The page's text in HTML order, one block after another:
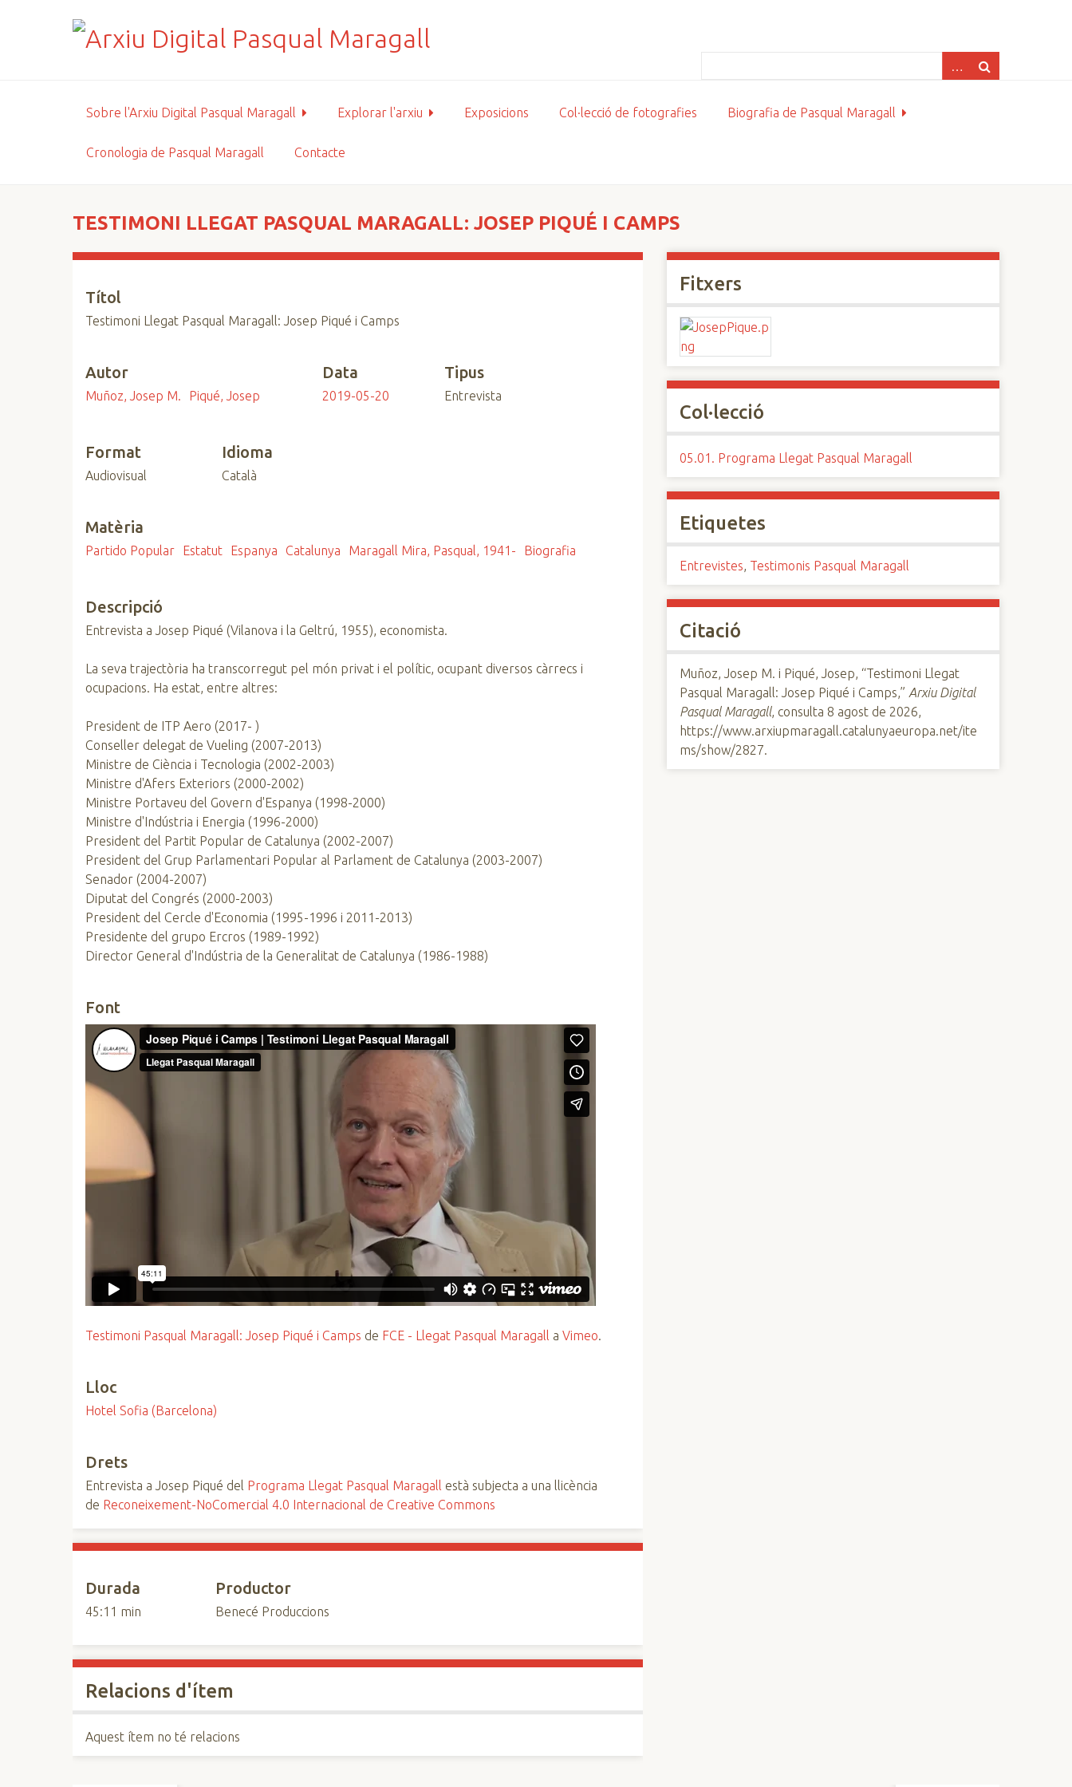
Sobre l'Arxiu Digital Pasqual Maragall Explorar l'arxiu Exposicions Col·lecció de fotografies Biografia de Pasqual Maragall
Cronologia de Pasqual Maragall Contacte
TESTIMONI LLEGAT PASQUAL MARAGALL: JOSEP PIQUÉ I CAMPS
Títol
Testimoni Llegat Pasqual Maragall: Josep Piqué i Camps
Autor
Muñoz, Josep M. Piqué, Josep
Data
2019-05-20
Tipus
Entrevista
Format
Audiovisual
Idioma
Català
Matèria
Partido Popular Estatut Espanya Catalunya Maragall Mira, Pasqual, 1941- Biografia
Descripció
Entrevista a Josep Piqué (Vilanova i la Geltrú, 1955), economista.
La seva trajectòria ha transcorregut pel món privat i el polític, ocupant diversos càrrecs i
ocupacions. Ha estat, entre altres:
President de ITP Aero (2017- )
Conseller delegat de Vueling (2007-2013)
Ministre de Ciència i Tecnologia (2002-2003)
Ministre d'Afers Exteriors (2000-2002)
Ministre Portaveu del Govern d'Espanya (1998-2000)
Ministre d'Indústria i Energia (1996-2000)
President del Partit Popular de Catalunya (2002-2007)
President del Grup Parlamentari Popular al Parlament de Catalunya (2003-2007)
Senador (2004-2007)
Diputat del Congrés (2000-2003)
President del Cercle d'Economia (1995-1996 i 2011-2013)
Presidente del grupo Ercros (1989-1992)
Director General d'Indústria de la Generalitat de Catalunya (1986-1988)
Font
Testimoni Pasqual Maragall: Josep Piqué i Camps de FCE - Llegat Pasqual Maragall aVimeo.
Lloc
Hotel Sofia (Barcelona)
Drets
Entrevista a Josep Piqué del Programa Llegat Pasqual Maragall està subjecta a una llicència
de Reconeixement-NoComercial 4.0 Internacional de Creative Commons
Durada
45:11 min
Productor
Benecé Produccions
Relacions d'ítem
Aquest ítem no té relacions
Fitxers
Col·lecció
05.01. Programa Llegat Pasqual Maragall
Etiquetes
Entrevistes, Testimonis Pasqual Maragall
Citació
Muñoz, Josep M. i Piqué, Josep, “Testimoni Llegat
Pasqual Maragall: Josep Piqué i Camps,” Arxiu Digital
Pasqual Maragall, consulta 8 agost de 2026,
https://www.arxiupmaragall.catalunyaeuropa.net/ite
ms/show/2827.